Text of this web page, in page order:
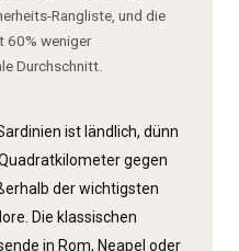
Rangliste, und die
60% weniger
Durchschnitt.
ist ländlich, dünn
gegen
der wichtigsten
Die klassischen
in Rom, Neapel oder